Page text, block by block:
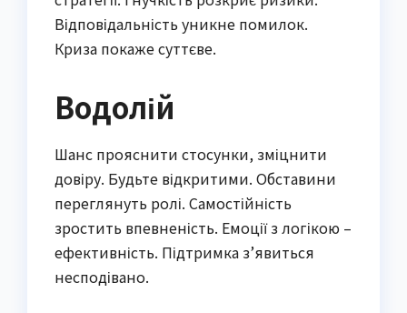
Відповідальність уникне помилок.
Криза покаже суттєве.
Водолій
Шанс прояснити стосунки, зміцнити
довіру. Будьте відкритими. Обставини
переглянуть ролі. Самостійність
зростить впевненість. Емоції з логікою –
ефективність. Підтримка з’явиться
несподівано.